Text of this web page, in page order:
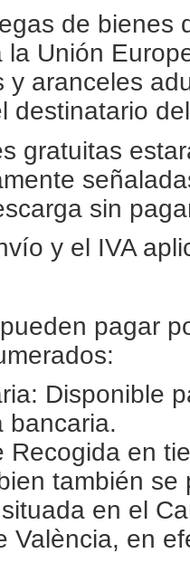
de bienes
la Unión
y aranceles
destinatario
gratuitas
sin
y el IVA
pagar
Disponible
bancaria.
Recogida en
también
en el
València, en